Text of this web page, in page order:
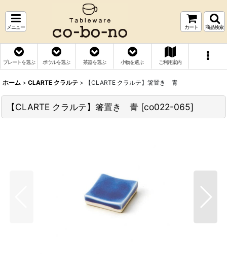
メニュー カート 商品検索
プレートを選ぶ ボウルを選ぶ 茶器を選ぶ 小物を選ぶ ご利用案内
ホーム > CLARTE クラルテ > 【CLARTE クラルテ】箸置き 青
【CLARTE クラルテ】箸置き 青 [co022-065]